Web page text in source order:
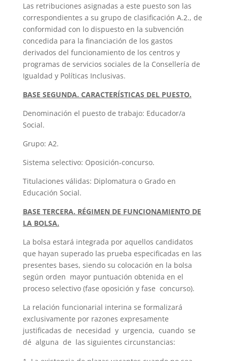
Las retribuciones asignadas a este puesto son las
correspondientes a su grupo de clasificación A.2., de
conformidad con lo dispuesto en la subvención
concedida para la financiación de los gastos
derivados del funcionamiento de los centros y
programas de servicios sociales de la Consellería de
Igualdad y Políticas Inclusivas.
BASE SEGUNDA. CARACTERÍSTICAS DEL PUESTO.
Denominación el puesto de trabajo: Educador/a
Social.
Grupo: A2.
Sistema selectivo: Oposición-concurso.
Titulaciones válidas: Diplomatura o Grado en
Educación Social.
BASE TERCERA. RÉGIMEN DE FUNCIONAMIENTO DE
LA BOLSA.
La bolsa estará integrada por aquellos candidatos
que hayan superado las prueba especificadas en las
presentes bases, siendo su colocación en la bolsa
según orden mayor puntuación obtenida en el
proceso selectivo (fase oposición y fase concurso).
La relación funcionarial interina se formalizará
exclusivamente por razones expresamente
justificadas de necesidad y urgencia, cuando se
dé alguna de las siguientes circunstancias: